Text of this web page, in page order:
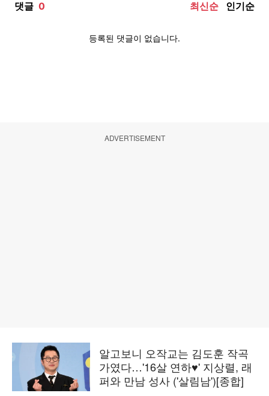
ADVERTISEMENT
알고보니 오작교는 김도훈 작곡
가였다…'16살 연하♥' 지상렬, 래
퍼와 만남 성사 ('살림남')[종합]